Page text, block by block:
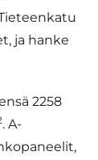
ja hanke
2258
. A-